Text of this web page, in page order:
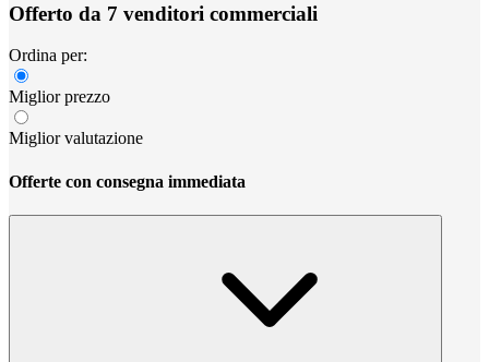
Offerto da 7 venditori commerciali
Ordina per:
Miglior prezzo
Miglior valutazione
Offerte con consegna immediata